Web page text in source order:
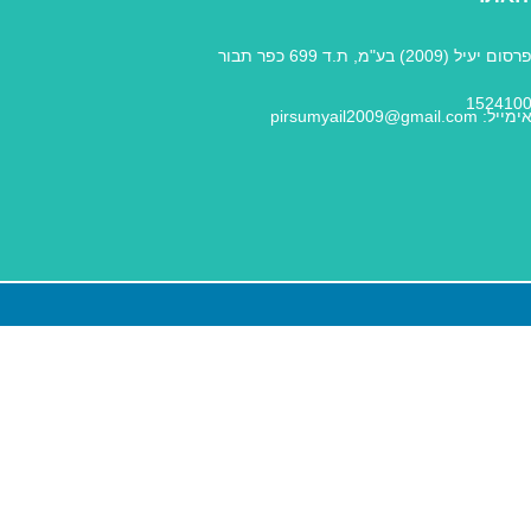
פרסום יעיל (2009) בע"מ, ת.ד 699 כפר תבור
1524100
אימייל: pirsumyail2009@gmail.com